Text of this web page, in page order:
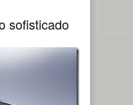
sofisticado